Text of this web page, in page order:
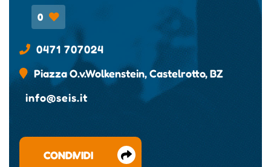
0
0471 707024
Piazza O.v.Wolkenstein, Castelrotto, BZ
info@seis.it
CONDIVIDI